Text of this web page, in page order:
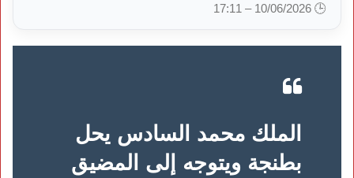
🕒 10/06/2026 – 17:11
الملك محمد السادس يحل
بطنجة ويتوجه إلى المضيق